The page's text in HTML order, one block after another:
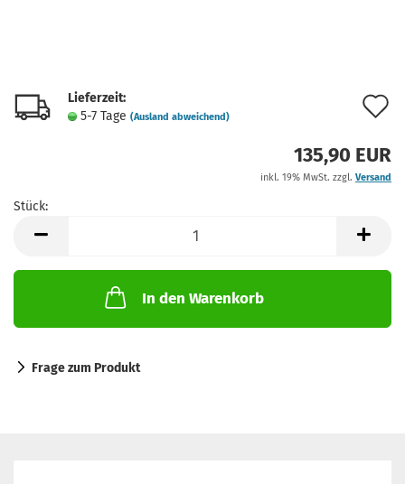
Lieferzeit:
5-7 Tage (Ausland abweichend)
135,90 EUR
inkl. 19% MwSt. zzgl. Versand
Stück:
In den Warenkorb
Frage zum Produkt